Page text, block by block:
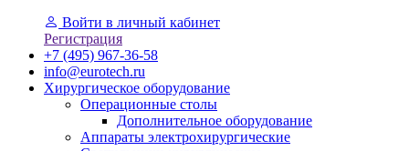
Войти в личный кабинет
Регистрация
+7 (495) 967-36-58
info@eurotech.ru
Хирургическое оборудование
Операционные столы
Дополнительное оборудование
Аппараты электрохирургические